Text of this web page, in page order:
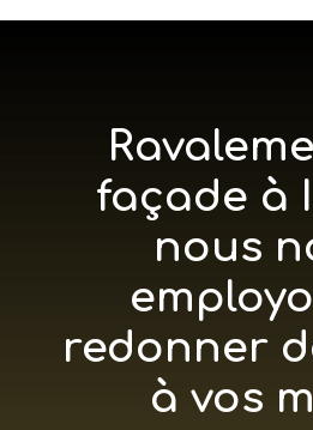
façade à
nous
redonner
à vos